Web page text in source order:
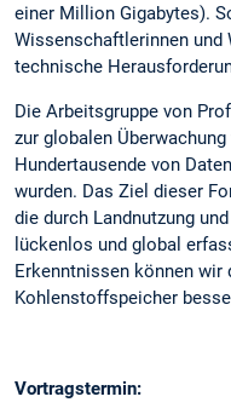
einer Million Gigabytes).
Wissenschaftlerinnen
technische
Die Arbeitsgruppe von
zur globalen
Hundertausende von
wurden. Das Ziel dieser
die durch Landnutzung
lückenlos und global
Erkenntnissen können wir
Kohlenstoffspeicher
Vortragstermin: